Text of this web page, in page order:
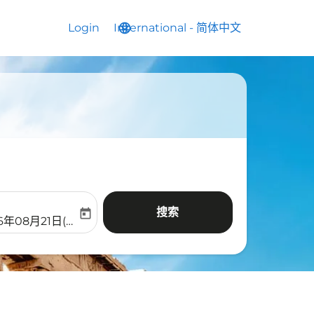
Login language
International - 简体中文
keyboard_arrow_down
label
return-date-aria-label
08月21日(周五)
today 搜索